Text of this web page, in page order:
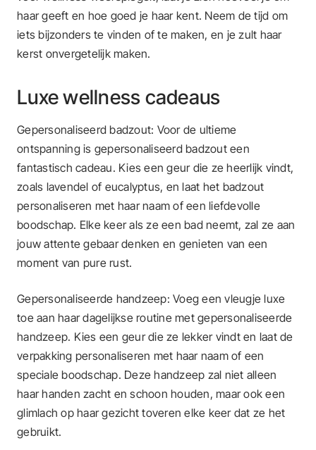
haar geeft en hoe goed je haar kent. Neem de tijd om
iets bijzonders te vinden of te maken, en je zult haar
kerst onvergetelijk maken.
Luxe wellness cadeaus
Gepersonaliseerd badzout: Voor de ultieme
ontspanning is gepersonaliseerd badzout een
fantastisch cadeau. Kies een geur die ze heerlijk vindt,
zoals lavendel of eucalyptus, en laat het badzout
personaliseren met haar naam of een liefdevolle
boodschap. Elke keer als ze een bad neemt, zal ze aan
jouw attente gebaar denken en genieten van een
moment van pure rust.
Gepersonaliseerde handzeep: Voeg een vleugje luxe
toe aan haar dagelijkse routine met gepersonaliseerde
handzeep. Kies een geur die ze lekker vindt en laat de
verpakking personaliseren met haar naam of een
speciale boodschap. Deze handzeep zal niet alleen
haar handen zacht en schoon houden, maar ook een
glimlach op haar gezicht toveren elke keer dat ze het
gebruikt.